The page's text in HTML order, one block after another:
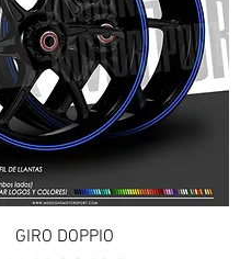
GIRO DOPPIO